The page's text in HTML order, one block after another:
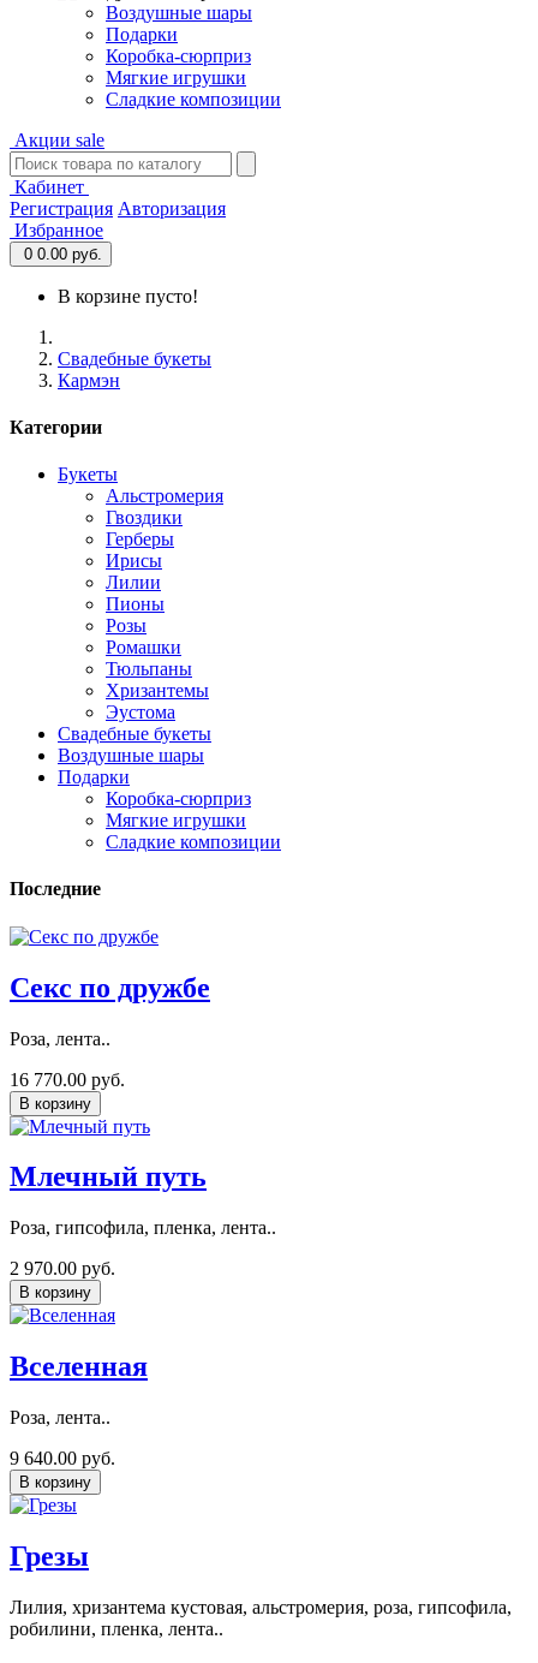
Воздушные шары
Подарки
Коробка-сюрприз
Мягкие игрушки
Сладкие композиции
Акции sale
Кабинет
Регистрация Авторизация
Избранное
0 0.00 руб.
В корзине пусто!
Свадебные букеты
Кармэн
Категории
Букеты
Альстромерия
Гвоздики
Герберы
Ирисы
Лилии
Пионы
Розы
Ромашки
Тюльпаны
Хризантемы
Эустома
Свадебные букеты
Воздушные шары
Подарки
Коробка-сюрприз
Мягкие игрушки
Сладкие композиции
Последние
Секс по дружбе
Роза, лента..
16 770.00 руб.
В корзину
Млечный путь
Роза, гипсофила, пленка, лента..
2 970.00 руб.
В корзину
Вселенная
Роза, лента..
9 640.00 руб.
В корзину
Грезы
Лилия, хризантема кустовая, альстромерия, роза, гипсофила,
робилини, пленка, лента..